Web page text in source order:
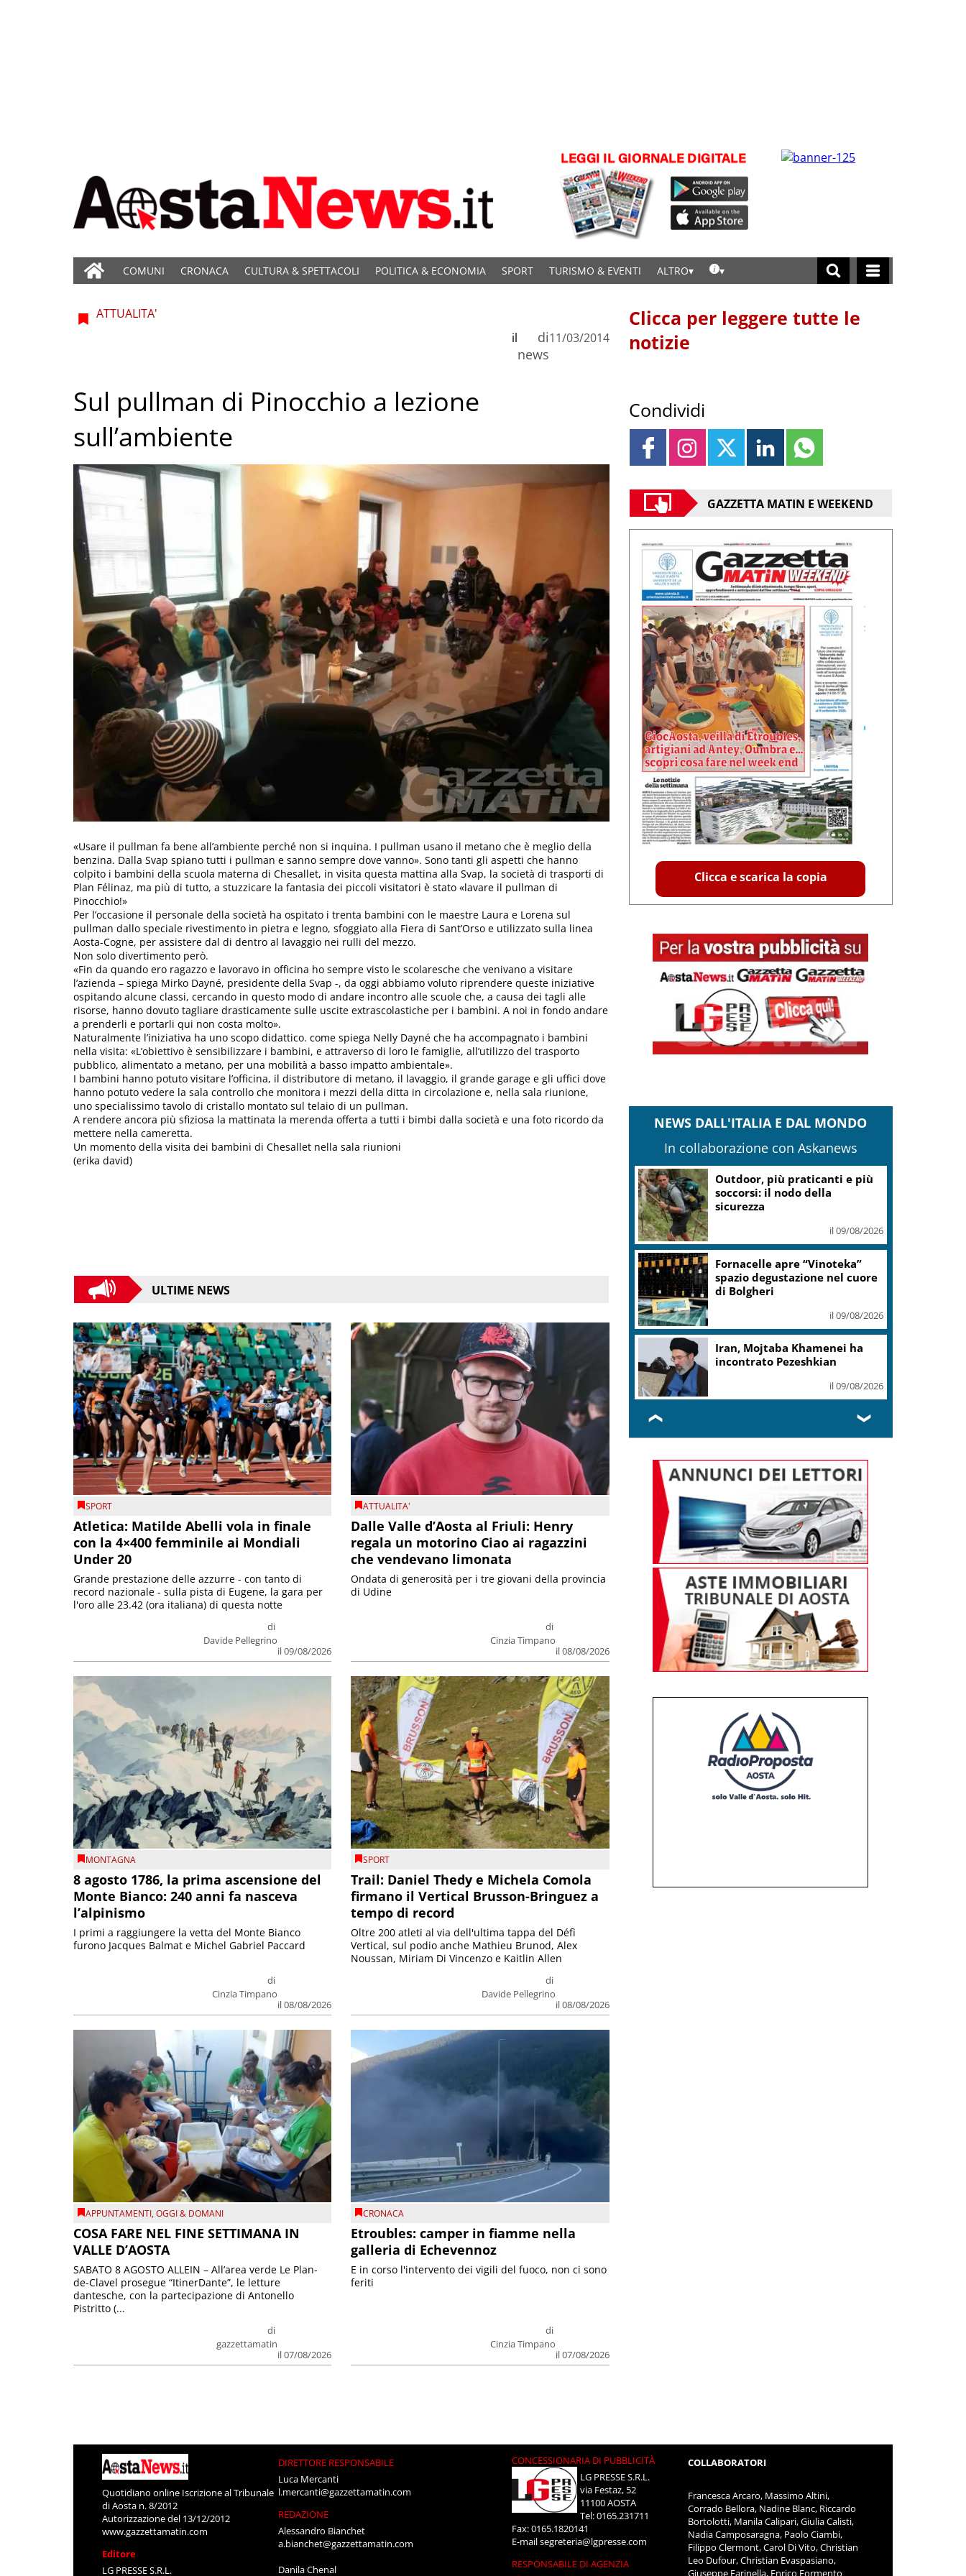
COMUNI CRONACA CULTURA & SPETTACOLI POLITICA & ECONOMIA SPORT TURISMO & EVENTI ALTRO
ATTUALITA'
di
news
il 11/03/2014
Sul pullman di Pinocchio a lezione
sull’ambiente
«Usare il pullman fa bene all’ambiente perché non si inquina. I pullman usano il metano che è meglio della
benzina. Dalla Svap spiano tutti i pullman e sanno sempre dove vanno». Sono tanti gli aspetti che hanno
colpito i bambini della scuola materna di Chesallet, in visita questa mattina alla Svap, la società di trasporti di
Plan Félinaz, ma più di tutto, a stuzzicare la fantasia dei piccoli visitatori è stato «lavare il pullman di
Pinocchio!»
Per l’occasione il personale della società ha ospitato i trenta bambini con le maestre Laura e Lorena sul
pullman dallo speciale rivestimento in pietra e legno, sfoggiato alla Fiera di Sant’Orso e utilizzato sulla linea
Aosta-Cogne, per assistere dal di dentro al lavaggio nei rulli del mezzo.
Non solo divertimento però.
«Fin da quando ero ragazzo e lavoravo in officina ho sempre visto le scolaresche che venivano a visitare
l’azienda – spiega Mirko Dayné, presidente della Svap -, da oggi abbiamo voluto riprendere queste iniziative
ospitando alcune classi, cercando in questo modo di andare incontro alle scuole che, a causa dei tagli alle
risorse, hanno dovuto tagliare drasticamente sulle uscite extrascolastiche per i bambini. A noi in fondo andare
a prenderli e portarli qui non costa molto».
Naturalmente l’iniziativa ha uno scopo didattico. come spiega Nelly Dayné che ha accompagnato i bambini
nella visita: «L’obiettivo è sensibilizzare i bambini, e attraverso di loro le famiglie, all’utilizzo del trasporto
pubblico, alimentato a metano, per una mobilità a basso impatto ambientale».
I bambini hanno potuto visitare l’officina, il distributore di metano, il lavaggio, il grande garage e gli uffici dove
hanno potuto vedere la sala controllo che monitora i mezzi della ditta in circolazione e, nella sala riunione,
uno specialissimo tavolo di cristallo montato sul telaio di un pullman.
A rendere ancora più sfiziosa la mattinata la merenda offerta a tutti i bimbi dalla società e una foto ricordo da
mettere nella cameretta.
Un momento della visita dei bambini di Chesallet nella sala riunioni
(erika david)
ULTIME NEWS
SPORT
Atletica: Matilde Abelli vola in finale
con la 4×400 femminile ai Mondiali
Under 20
di
Davide Pellegrino
il 09/08/2026
Grande prestazione delle azzurre - con tanto di
record nazionale - sulla pista di Eugene, la gara per
l'oro alle 23.42 (ora italiana) di questa notte
ATTUALITA'
Dalle Valle d’Aosta al Friuli: Henry
regala un motorino Ciao ai ragazzini
che vendevano limonata
di
Cinzia Timpano
il 08/08/2026
Ondata di generosità per i tre giovani della provincia
di Udine
MONTAGNA
8 agosto 1786, la prima ascensione del
Monte Bianco: 240 anni fa nasceva
l’alpinismo
di
Cinzia Timpano
il 08/08/2026
I primi a raggiungere la vetta del Monte Bianco
furono Jacques Balmat e Michel Gabriel Paccard
SPORT
Trail: Daniel Thedy e Michela Comola
firmano il Vertical Brusson-Bringuez a
tempo di record
di
Davide Pellegrino
il 08/08/2026
Oltre 200 atleti al via dell'ultima tappa del Défì
Vertical, sul podio anche Mathieu Brunod, Alex
Noussan, Miriam Di Vincenzo e Kaitlin Allen
APPUNTAMENTI,OGGI & DOMANI
COSA FARE NEL FINE SETTIMANA IN
VALLE D’AOSTA
di
gazzettamatin
il 07/08/2026
SABATO 8 AGOSTO ALLEIN – All’area verde Le Plan-
de-Clavel prosegue “ItinerDante”, le letture
dantesche, con la partecipazione di Antonello
Pistritto (...
CRONACA
Etroubles: camper in fiamme nella
galleria di Echevennoz
di
Cinzia Timpano
il 07/08/2026
E in corso l'intervento dei vigili del fuoco, non ci sono
feriti
Clicca per leggere tutte le
notizie
Condividi
GAZZETTA MATIN E WEEKEND
Clicca e scarica la copia
NEWS DALL'ITALIA E DAL MONDO
In collaborazione con Askanews
Outdoor, più praticanti e più
soccorsi: il nodo della
sicurezza
il 09/08/2026
Fornacelle apre “Vinoteka”
spazio degustazione nel cuore
di Bolgheri
il 09/08/2026
Iran, Mojtaba Khamenei ha
incontrato Pezeshkian
il 09/08/2026
❮ ❯
Quotidiano online Iscrizione al Tribunale
di Aosta n. 8/2012
Autorizzazione del 13/12/2012
www.gazzettamatin.com
Editore
LG PRESSE S.R.L.
DIRETTORE RESPONSABILE
Luca Mercanti
l.mercanti@gazzettamatin.com
REDAZIONE
Alessandro Bianchet
a.bianchet@gazzettamatin.com
Danila Chenal
CONCESSIONARIA DI PUBBLICITÀ
LG PRESSE S.R.L.
via Festaz, 52
11100 AOSTA
Tel: 0165.231711
Fax: 0165.1820141
E-mailsegreteria@lgpresse.com
RESPONSABILE DI AGENZIA
COLLABORATORI
Francesca Arcaro, Massimo Altini,
Corrado Bellora, Nadine Blanc, Riccardo
Bortolotti, Manila Calipari, Giulia Calisti,
Nadia Camposaragna, Paolo Ciambi,
Filippo Clermont, Carol Di Vito, Christian
Leo Dufour, Christian Evaspasiano,
Giuseppe Farinella, Enrico Formento